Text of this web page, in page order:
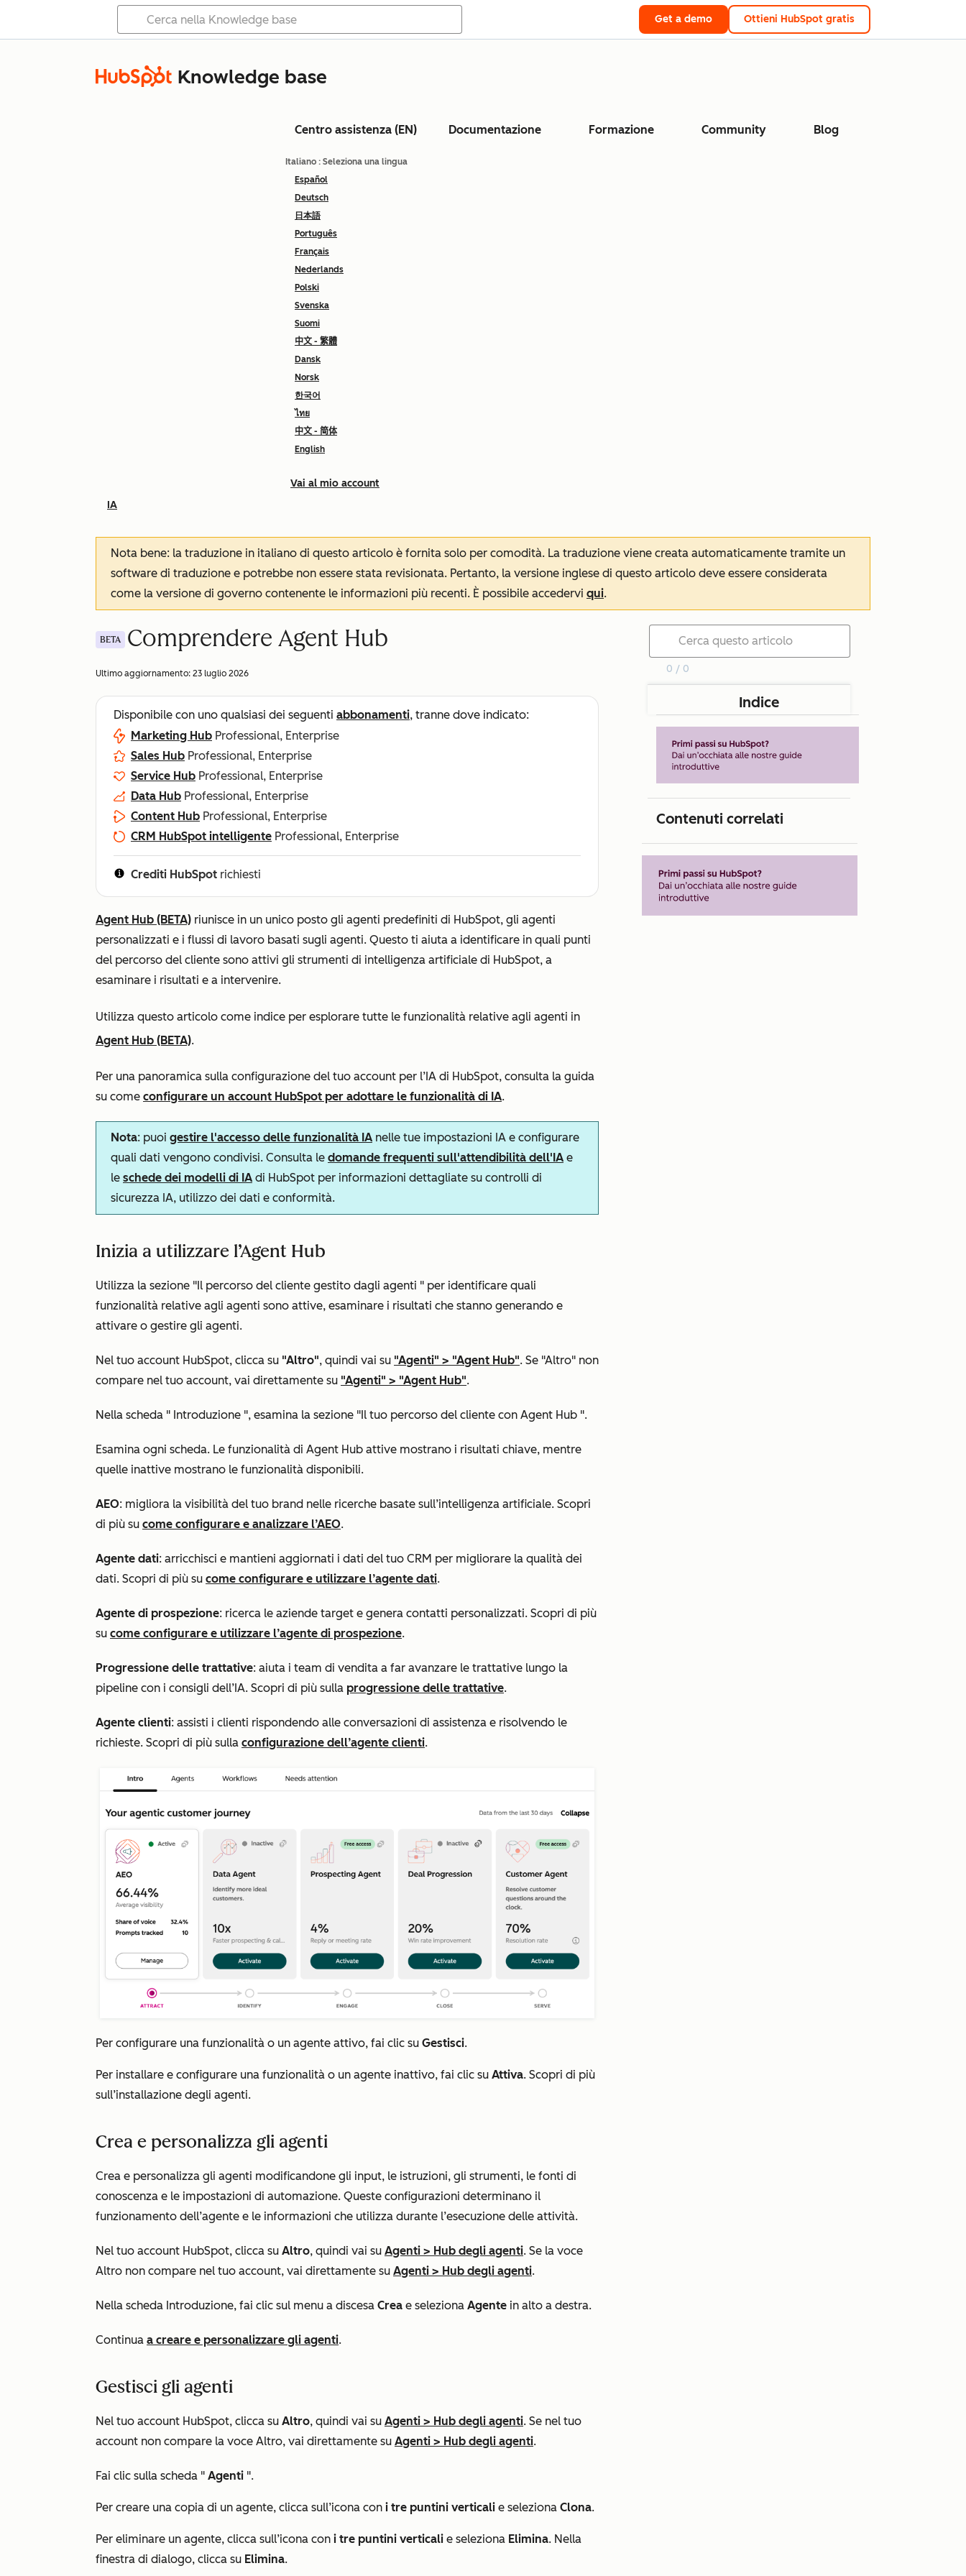
Get a demo Ottieni HubSpot gratis
Knowledge base
Centro assistenza (EN) Documentazione Formazione Community Blog
Italiano : Seleziona una lingua
Español
Deutsch
日本語
Português
Français
Nederlands
Polski
Svenska
Suomi
中文 - 繁體
Dansk
Norsk
한국어
ไทย
中文 - 简体
English
Vai al mio account
IA
Nota bene: la traduzione in italiano di questo articolo è fornita solo per comodità. La traduzione viene creata automaticamente tramite un
software di traduzione e potrebbe non essere stata revisionata. Pertanto, la versione inglese di questo articolo deve essere considerata
come la versione di governo contenente le informazioni più recenti. È possibile accedervi qui.
BETA Comprendere Agent Hub
Ultimo aggiornamento: 23 luglio 2026
Disponibile con uno qualsiasi dei seguenti abbonamenti, tranne dove indicato:
Marketing Hub Professional, Enterprise
Sales Hub Professional, Enterprise
Service Hub Professional, Enterprise
Data Hub Professional, Enterprise
Content Hub Professional, Enterprise
CRM HubSpot intelligente Professional, Enterprise
Crediti HubSpot richiesti
Agent Hub (BETA) riunisce in un unico posto gli agenti predefiniti di HubSpot, gli agenti
personalizzati e i flussi di lavoro basati sugli agenti. Questo ti aiuta a identificare in quali punti
del percorso del cliente sono attivi gli strumenti di intelligenza artificiale di HubSpot, a
esaminare i risultati e a intervenire.
Utilizza questo articolo come indice per esplorare tutte le funzionalità relative agli agenti in
Agent Hub (BETA).
Per una panoramica sulla configurazione del tuo account per l’IA di HubSpot, consulta la guida
su come configurare un account HubSpot per adottare le funzionalità di IA.
Nota: puoi gestire l'accesso delle funzionalità IA nelle tue impostazioni IA e configurare
quali dati vengono condivisi. Consulta le domande frequenti sull'attendibilità dell'IA e
le schede dei modelli di IA di HubSpot per informazioni dettagliate su controlli di
sicurezza IA, utilizzo dei dati e conformità.
Inizia a utilizzare l’Agent Hub
Utilizza la sezione "Il percorso del cliente gestito dagli agenti " per identificare quali
funzionalità relative agli agenti sono attive, esaminare i risultati che stanno generando e
attivare o gestire gli agenti.
Nel tuo account HubSpot, clicca su "Altro", quindi vai su "Agenti" > "Agent Hub". Se "Altro" non
compare nel tuo account, vai direttamente su "Agenti" > "Agent Hub".
Nella scheda " Introduzione ", esamina la sezione "Il tuo percorso del cliente con Agent Hub ".
Esamina ogni scheda. Le funzionalità di Agent Hub attive mostrano i risultati chiave, mentre
quelle inattive mostrano le funzionalità disponibili.
AEO: migliora la visibilità del tuo brand nelle ricerche basate sull’intelligenza artificiale. Scopri
di più su come configurare e analizzare l’AEO.
Agente dati: arricchisci e mantieni aggiornati i dati del tuo CRM per migliorare la qualità dei
dati. Scopri di più su come configurare e utilizzare l’agente dati.
Agente di prospezione: ricerca le aziende target e genera contatti personalizzati. Scopri di più
su come configurare e utilizzare l’agente di prospezione.
Progressione delle trattative: aiuta i team di vendita a far avanzare le trattative lungo la
pipeline con i consigli dell’IA. Scopri di più sulla progressione delle trattative.
Agente clienti: assisti i clienti rispondendo alle conversazioni di assistenza e risolvendo le
richieste. Scopri di più sulla configurazione dell’agente clienti.
Per configurare una funzionalità o un agente attivo, fai clic su Gestisci.
Per installare e configurare una funzionalità o un agente inattivo, fai clic su Attiva. Scopri di più
sull’installazione degli agenti.
Crea e personalizza gli agenti
Crea e personalizza gli agenti modificandone gli input, le istruzioni, gli strumenti, le fonti di
conoscenza e le impostazioni di automazione. Queste configurazioni determinano il
funzionamento dell’agente e le informazioni che utilizza durante l’esecuzione delle attività.
Nel tuo account HubSpot, clicca su Altro, quindi vai su Agenti > Hub degli agenti. Se la voce
Altro non compare nel tuo account, vai direttamente su Agenti > Hub degli agenti.
Nella scheda Introduzione, fai clic sul menu a discesa Crea e seleziona Agente in alto a destra.
Continua a creare e personalizzare gli agenti.
Gestisci gli agenti
Nel tuo account HubSpot, clicca su Altro, quindi vai su Agenti > Hub degli agenti. Se nel tuo
account non compare la voce Altro, vai direttamente su Agenti > Hub degli agenti.
Fai clic sulla scheda " Agenti ".
Per creare una copia di un agente, clicca sull’icona con i tre puntini verticali e seleziona Clona.
Per eliminare un agente, clicca sull’icona con i tre puntini verticali e seleziona Elimina. Nella
finestra di dialogo, clicca su Elimina.
0 / 0
Indice
Contenuti correlati